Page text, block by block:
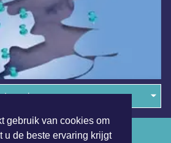
gebruik van cookies om
u de beste ervaring krijgt
regio